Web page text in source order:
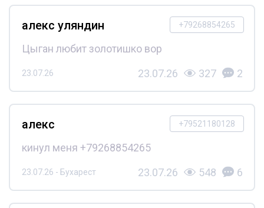
+79268854265
алекс уляндин
Цыган любит золотишко вор
23.07.26 23.07.26 327 2
+79521180128
алекс
кинул меня +79268854265
23.07.26 - Бухарест 23.07.26 548 6